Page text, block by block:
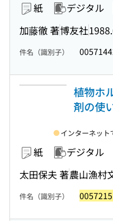
紙 デジタル
加藤徹 著博友社
件名（識別子）
植物ホ
剤の使
紙 デジタル
太田保夫 著農山漁村
インターネット
件名（識別子）